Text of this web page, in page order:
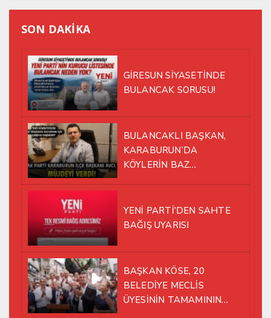
SON DAKİKA
GİRESUN SİYASETİNDE
BULANCAK SORUSU!
BULANCAKLI BAŞKAN,
KARABURUN’DA
KÖYLERİN BAZ
YENİ PARTİ’DEN SAHTE
BAĞIŞ UYARISI
BAŞKAN KÖSE, 20
BELEDİYE MECLİS
ÜYESİNİN TAMAMININ